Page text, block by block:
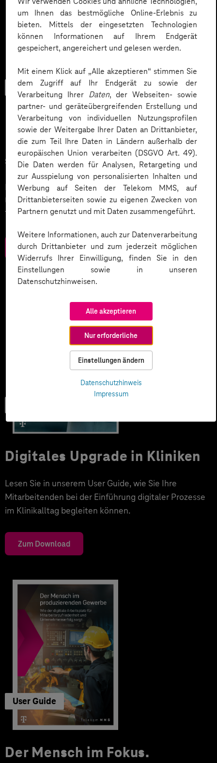
um Ihnen das bestmögliche Online-Erlebnis zu
bieten. Mittels der eingesetzten Technologien
können Informationen auf Ihrem Endgerät
gespeichert, angereichert und gelesen werden.
Mit einem Klick auf „Alle akzeptieren“ stimmen Sie
dem Zugriff auf Ihr Endgerät zu sowie der
Verarbeitung Ihrer Daten, der Webseiten- sowie
partner- und geräteübergreifenden Erstellung und
Verarbeitung von individuellen Nutzungsprofilen
sowie der Weitergabe Ihrer Daten an Drittanbieter,
die zum Teil Ihre Daten in Ländern außerhalb der
europäischen Union verarbeiten (DSGVO Art. 49).
Die Daten werden für Analysen, Retargeting und
zur Ausspielung von personalisierten Inhalten und
Werbung auf Seiten der Telekom MMS, auf
Drittanbieterseiten sowie zu eigenen Zwecken von
Partnern genutzt und mit Daten zusammengeführt.
Weitere Informationen, auch zur Datenverarbeitung
durch Drittanbieter und zum jederzeit möglichen
Widerrufs Ihrer Einwilligung, finden Sie in den
Einstellungen sowie in unseren
Datenschutzhinweisen.
Alle akzeptieren
Nur erforderliche
Einstellungen ändern
Datenschutzhinweis
Impressum
Studie
Digitale Transformation: Wo
stehen wir?
Die aktuelle Lünendonk®-Studie zeigt, wie
Unternehmen aus dem DACH-Raum in Sachen Cloud
Transformation, Data & Co. aufgestellt sind.
Zum Download
Digitales Upgrade in Kliniken
Lesen Sie in unserem User Guide, wie Sie Ihre
Mitarbeitenden bei der Einführung digitaler Prozesse
im Klinikalltag begleiten können.
Zum Download
User Guide
Der Mensch im Fokus.